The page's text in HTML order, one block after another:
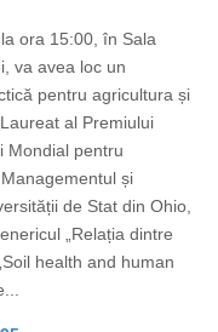
ora 15:00, în Sala
va avea loc un
pentru agricultura și
al Premiului
Mondial pentru
și
de Stat din Ohio,
„Relația dintre
health and human